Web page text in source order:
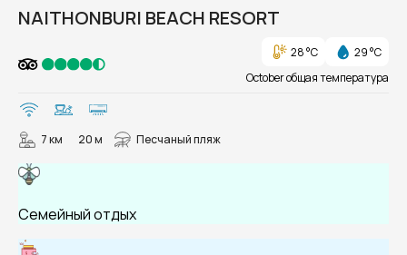
NAITHONBURI BEACH RESORT
28 °C
29 °C
October общая температура
7 км 20 м Песчаный пляж
Семейный отдых